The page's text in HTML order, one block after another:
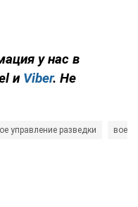
у нас в
и Viber. Не
управление разведки